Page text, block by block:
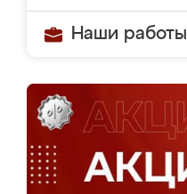
Наши работы